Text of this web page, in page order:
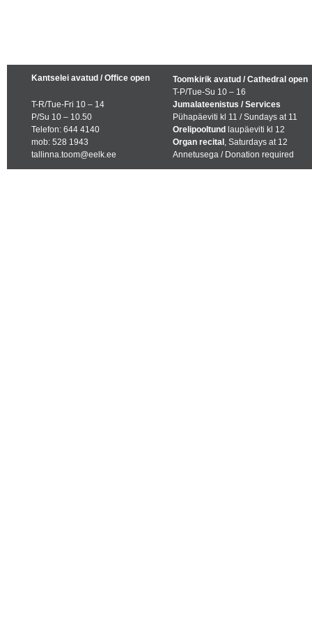
Kantselei avatud / Office open
T-R/Tue-Fri 10 – 14
P/Su 10 – 10.50
Telefon: 644 4140
mob: 528 1943
tallinna.toom@eelk.ee
Toomkirik avatud / Cathedral open
T-P/Tue-Su 10 – 16
Jumalateenistus / Services
Pühapäeviti kl 11 / Sundays at 11
Orelipooltund laupäeviti kl 12
Organ recital , Saturdays at 12
Annetusega / Donation required